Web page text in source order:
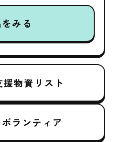
みる
援物資リスト
ランティア